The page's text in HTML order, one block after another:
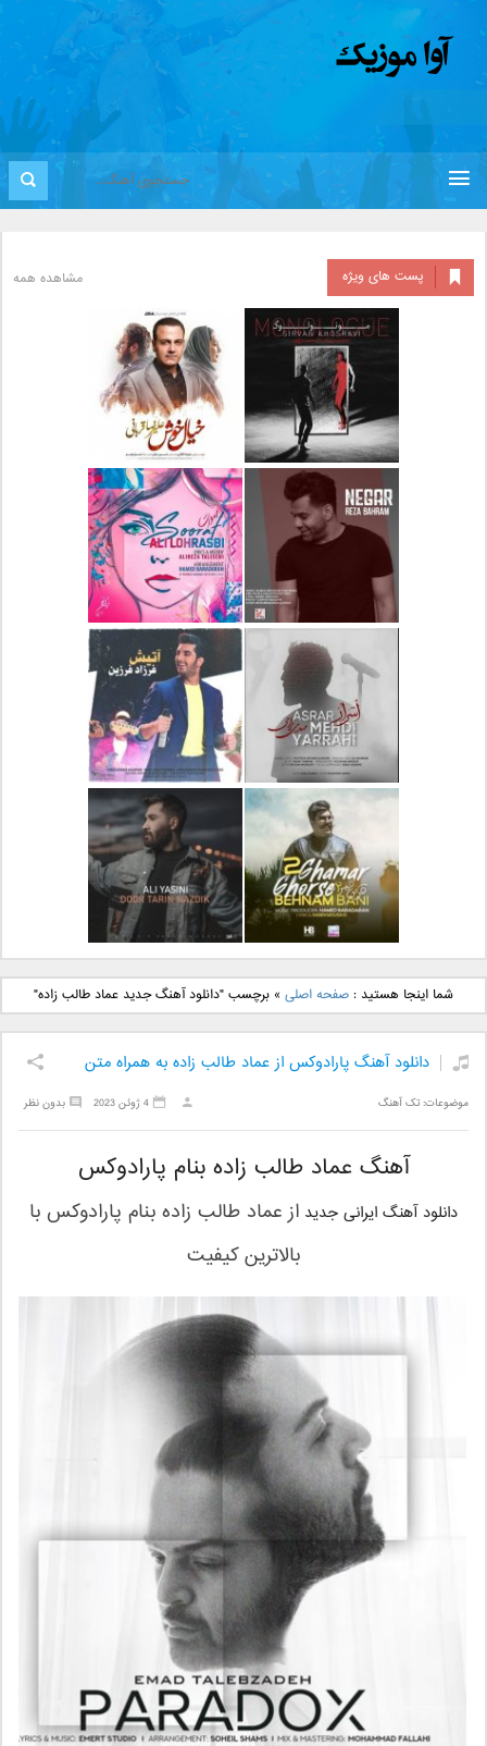
پست های ویژه مشاهده همه
دانلود آلبوم جدید سیروان
خسروی بنام مونولوگ
دانلود آهنگ جدید علیرضا
قربانی بنام خیال خوش
دانلود آهنگ جدید رضا
بهرام بنام نگار
دانلود آهنگ جدید علی
لهراسبی بنام صورت
دانلود آهنگ جدید مهدی
یراحی بنام اسرار
دانلود آهنگ جدید فرزاد
فرزین بنام آتیش
دانلود آهنگ جدید بهنام
بانی بنام قرص قمر 2
دانلود آهنگ جدید علی
یاسینی بنام دورترین نزدیک
شما اینجا هستید :صفحه اصلی »برچسب "دانلود آهنگ جدید عماد طالب زاده"
دانلود آهنگ پارادوکس از عماد طالب زاده به همراه متن
موضوعات:تک آهنگ بدون نظر 4 ژوئن 2023
آهنگ عماد طالب زاده بنام پارادوکس
دانلود آهنگ ایرانی جدید ازعماد طالب زاده بنام پارادوکس با
بالاترین کیفیت